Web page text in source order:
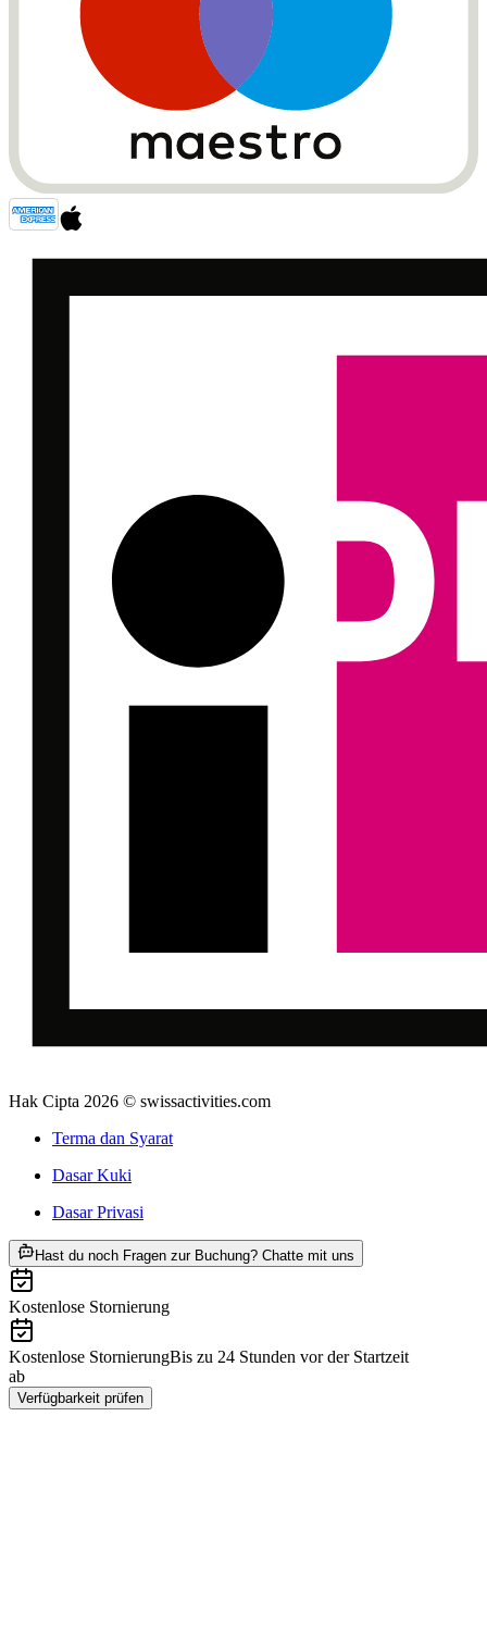
Hak Cipta 2026 © swissactivities.com
Terma dan Syarat
Dasar Kuki
Dasar Privasi
Hast du noch Fragen zur Buchung? Chatte mit uns
Kostenlose Stornierung
Kostenlose StornierungBis zu 24 Stunden vor der Startzeit
ab
Verfügbarkeit prüfen